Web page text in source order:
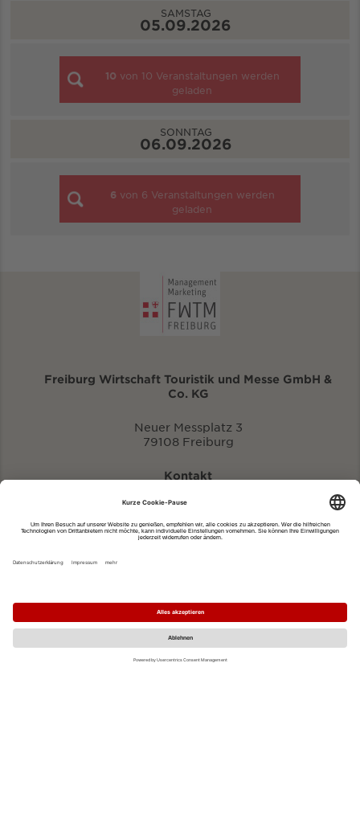
SAMSTAG
05.09.2026
10 von 10 Veranstaltungen werden
geladen
SONNTAG
06.09.2026
6 von 6 Veranstaltungen werden
geladen
Freiburg Wirtschaft Touristik und Messe GmbH &
Co. KG
Neuer Messplatz 3
79108 Freiburg
Kontakt
eventportal@fwtm.de
Impressum